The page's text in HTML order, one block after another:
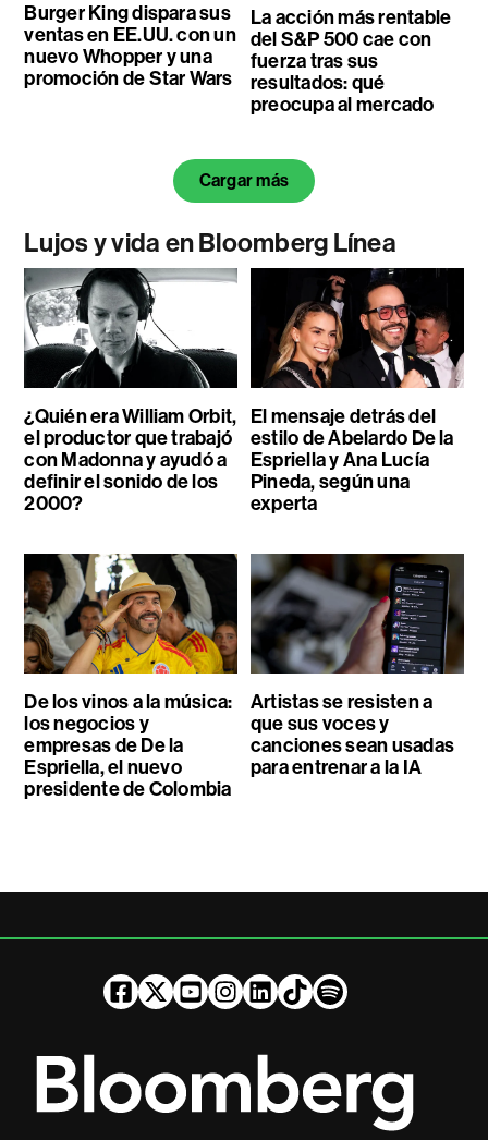
Burger King dispara sus
ventas en EE.UU. con un
nuevo Whopper y una
promoción de Star Wars
La acción más rentable
del S&P 500 cae con
fuerza tras sus
resultados: qué
preocupa al mercado
Cargar más
Lujos y vida en Bloomberg Línea
¿Quién era William Orbit,
el productor que trabajó
con Madonna y ayudó a
definir el sonido de los
2000?
El mensaje detrás del
estilo de Abelardo De la
Espriella y Ana Lucía
Pineda, según una
experta
De los vinos a la música:
los negocios y
empresas de De la
Espriella, el nuevo
presidente de Colombia
Artistas se resisten a
que sus voces y
canciones sean usadas
para entrenar a la IA